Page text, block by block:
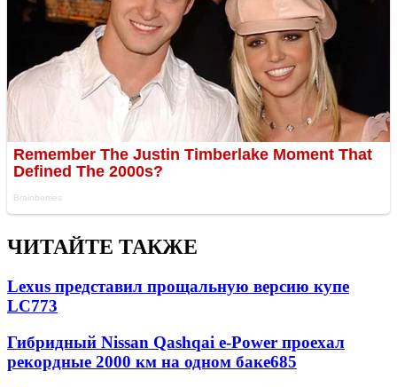
ЧИТАЙТЕ ТАКЖЕ
Lexus представил прощальную версию купе
LC773
Гибридный Nissan Qashqai e-Power проехал
рекордные 2000 км на одном баке685